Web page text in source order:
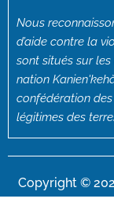
Nous
d’aide contre la
sont situés sur
nation
confédération des
légitimes des
Copyright ©